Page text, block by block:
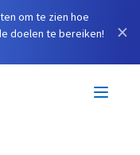
om te zien hoe
doelen te bereiken!
×